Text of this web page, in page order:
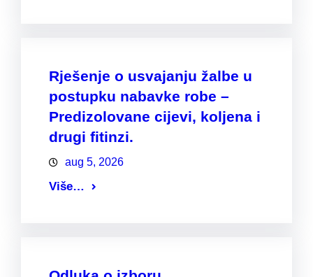
Rješenje o usvajanju žalbe u
postupku nabavke robe –
Predizolovane cijevi, koljena i
drugi fitinzi.
aug 5, 2026
Više…